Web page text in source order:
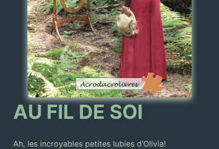
AU FIL DE SOI
Ah, les incroyables petites lubies d’Olivia!